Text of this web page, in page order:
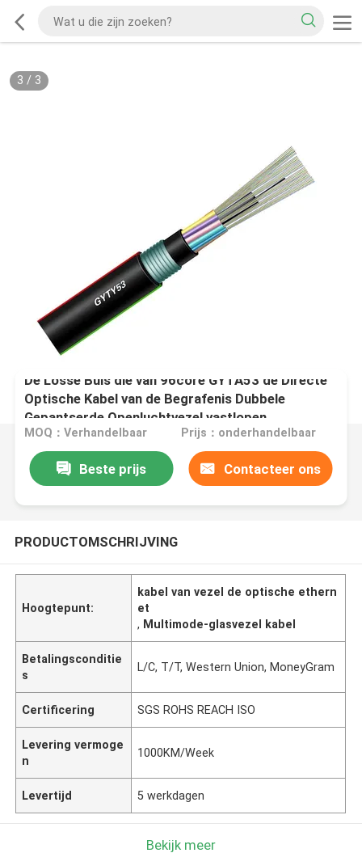
3 / 3
De Losse Buis die van 96core GYTA53 de Directe
Optische Kabel van de Begrafenis Dubbele
Gepantserde Openluchtvezel vastlopen
MOQ：Verhandelbaar Prijs：onderhandelbaar
Beste prijs Contacteer ons
PRODUCTOMSCHRIJVING
Hoogtepunt:
kabel van vezel de optische ethern
et
, Multimode-glasvezel kabel
Betalingsconditie
s
L/C, T/T, Western Union, MoneyGram
Certificering SGS ROHS REACH ISO
Levering vermoge
n
1000KM/Week
Levertijd 5 werkdagen
Bekijk meer